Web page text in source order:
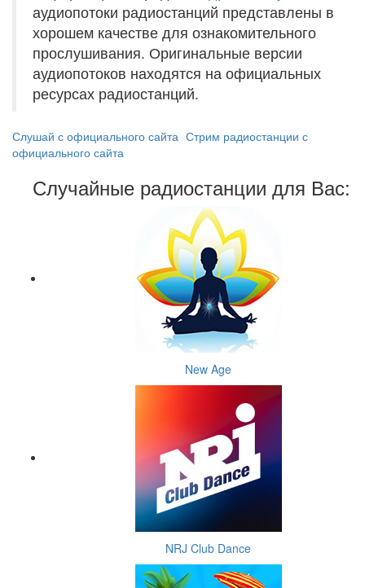
аудиопотоки радиостанций представлены в
хорошем качестве для ознакомительного
прослушивания. Оригинальные версии
аудиопотоков находятся на официальных
ресурсах радиостанций.
Слушай с официального сайта Стрим радиостанции с
официального сайта
Случайные радиостанции для Вас:
New Age
NRJ Club Dance